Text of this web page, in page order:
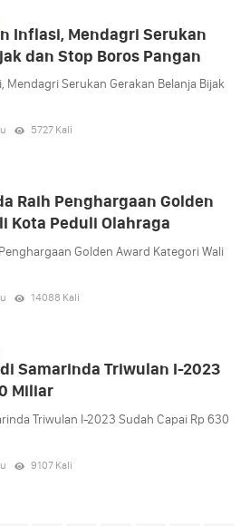
Inflasi, Mendagri Serukan
dan Stop Boros Pangan
Mendagri Serukan Gerakan Belanja Bijak
5727 Kali
Raih Penghargaan Golden
Kota Peduli Olahraga
Golden Award Kategori Wali
14088 Kali
Samarinda Triwulan I-2023
Miliar
Triwulan I-2023 Sudah Capai Rp 630
9107 Kali